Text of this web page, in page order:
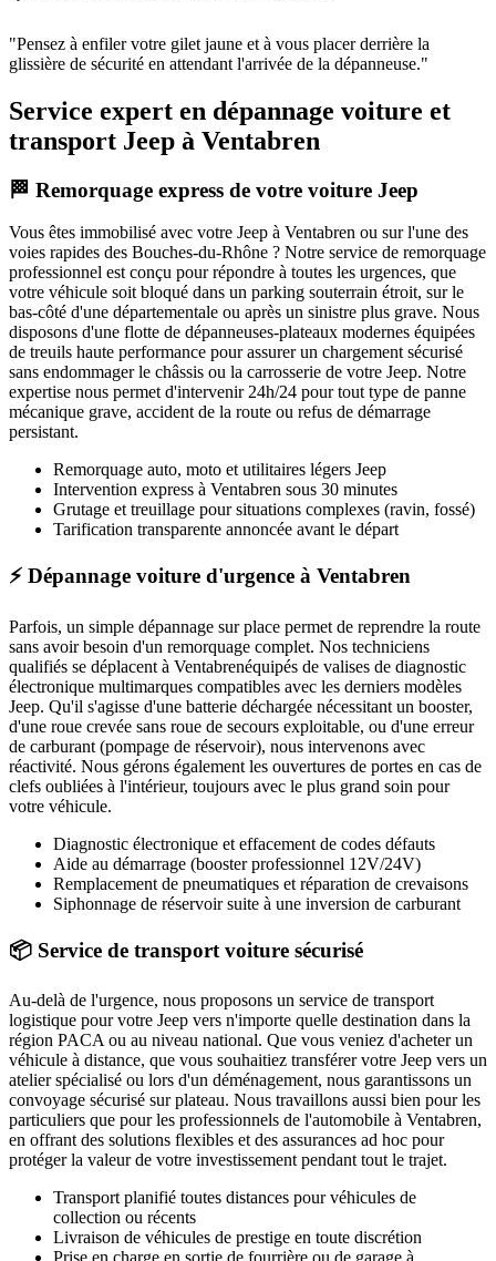
"Pensez à enfiler votre gilet jaune et à vous placer derrière la
glissière de sécurité en attendant l'arrivée de la dépanneuse."
Service expert en dépannage voiture et
transport Jeep à Ventabren
🏁 Remorquage express de votre voiture Jeep
Vous êtes immobilisé avec votre Jeep à Ventabren ou sur l'une des
voies rapides des Bouches-du-Rhône ? Notre service de remorquage
professionnel est conçu pour répondre à toutes les urgences, que
votre véhicule soit bloqué dans un parking souterrain étroit, sur le
bas-côté d'une départementale ou après un sinistre plus grave. Nous
disposons d'une flotte de dépanneuses-plateaux modernes équipées
de treuils haute performance pour assurer un chargement sécurisé
sans endommager le châssis ou la carrosserie de votre Jeep. Notre
expertise nous permet d'intervenir 24h/24 pour tout type de panne
mécanique grave, accident de la route ou refus de démarrage
persistant.
Remorquage auto, moto et utilitaires légers Jeep
Intervention express à Ventabren sous 30 minutes
Grutage et treuillage pour situations complexes (ravin, fossé)
Tarification transparente annoncée avant le départ
⚡ Dépannage voiture d'urgence à Ventabren
Parfois, un simple dépannage sur place permet de reprendre la route
sans avoir besoin d'un remorquage complet. Nos techniciens
qualifiés se déplacent à Ventabrenéquipés de valises de diagnostic
électronique multimarques compatibles avec les derniers modèles
Jeep. Qu'il s'agisse d'une batterie déchargée nécessitant un booster,
d'une roue crevée sans roue de secours exploitable, ou d'une erreur
de carburant (pompage de réservoir), nous intervenons avec
réactivité. Nous gérons également les ouvertures de portes en cas de
clefs oubliées à l'intérieur, toujours avec le plus grand soin pour
votre véhicule.
Diagnostic électronique et effacement de codes défauts
Aide au démarrage (booster professionnel 12V/24V)
Remplacement de pneumatiques et réparation de crevaisons
Siphonnage de réservoir suite à une inversion de carburant
📦 Service de transport voiture sécurisé
Au-delà de l'urgence, nous proposons un service de transport
logistique pour votre Jeep vers n'importe quelle destination dans la
région PACA ou au niveau national. Que vous veniez d'acheter un
véhicule à distance, que vous souhaitiez transférer votre Jeep vers un
atelier spécialisé ou lors d'un déménagement, nous garantissons un
convoyage sécurisé sur plateau. Nous travaillons aussi bien pour les
particuliers que pour les professionnels de l'automobile à Ventabren,
en offrant des solutions flexibles et des assurances ad hoc pour
protéger la valeur de votre investissement pendant tout le trajet.
Transport planifié toutes distances pour véhicules de
collection ou récents
Livraison de véhicules de prestige en toute discrétion